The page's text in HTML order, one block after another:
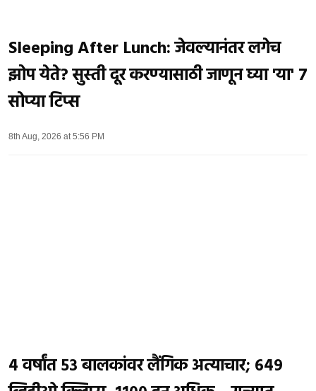
Sleeping After Lunch: जेवल्यानंतर लगेच
झोप येते? सुस्ती दूर करण्यासाठी जाणून घ्या 'या' ७
सोप्या टिप्स
8th Aug, 2026 at 5:56 PM
४ वर्षांत ५३ बालकांवर लैंगिक अत्याचार; ६४९